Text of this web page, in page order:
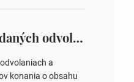
Oznámenie o podaných odvolaniach a upovedomenie účastníkov konania o obsahu podaných odvolani – Verejná vyhláška
a
konania o obsahu